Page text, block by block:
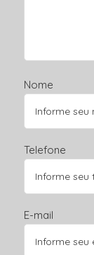
Nome
Telefone
E-mail